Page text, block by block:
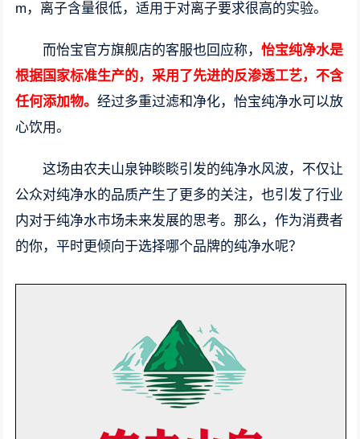
m，离子含量很低，适用于对离子要求很高的实验。
而怡宝官方旗舰店的客服也回应称，怡宝纯净水是
根据国家标准生产的，采用了先进的反渗透工艺，不含
任何添加物。经过多重过滤和净化，怡宝纯净水可以放
心饮用。
这场由农夫山泉钟睒睒引发的纯净水风波，不仅让
公众对纯净水的品质产生了更多的关注，也引发了行业
内对于纯净水市场未来发展的思考。那么，作为消费者
的你，平时更倾向于选择哪个品牌的纯净水呢？